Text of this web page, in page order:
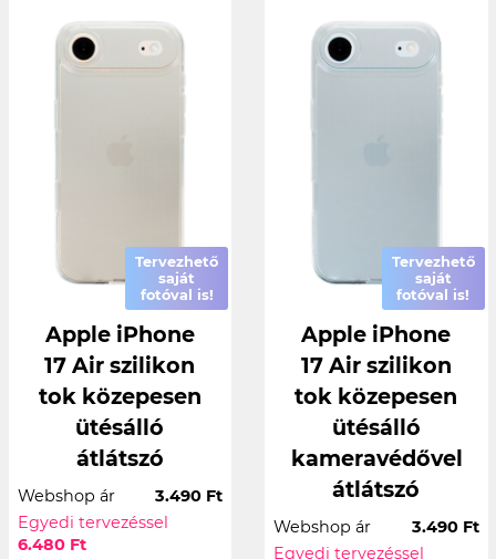
Tervezhető
saját
fotóval is!
Apple iPhone
17 Air szilikon
tok közepesen
ütésálló
átlátszó
Webshop ár
3.490 Ft
Egyedi tervezéssel
6.480 Ft
Tervezhető
saját
fotóval is!
Apple iPhone
17 Air szilikon
tok közepesen
ütésálló
kameravédővel
átlátszó
Webshop ár
3.490 Ft
Egyedi tervezéssel